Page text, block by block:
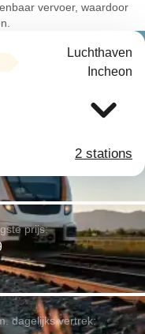
vervoer, waardoor
Luchthaven
Incheon
2 stations
prijs:
dagelijks vertrek: